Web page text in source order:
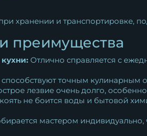
и транспортировке,
преимущества
Отлично справляется с
точным кулинарным
лезвие очень долго,
не боится воды и бытовой
мастером индивидуально,